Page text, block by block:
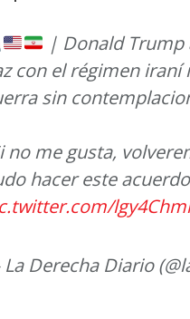
| Donald Trump
con el régimen
sin
no me gusta,
hacer este
Derecha Diario